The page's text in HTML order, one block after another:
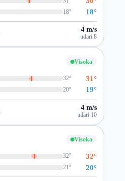
18° 18°
4 m/s
udari 8
Visoka
32° 31°
20° 19°
4 m/s
udari 10
Visoka
32° 32°
21° 20°